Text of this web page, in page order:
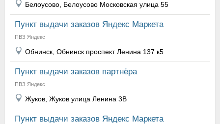
Белоусово, Белоусово Московская улица 55
Пункт выдачи заказов Яндекс Маркета
ПВЗ Яндекс
Обнинск, Обнинск проспект Ленина 137 к5
Пункт выдачи заказов партнёра
ПВЗ Яндекс
Жуков, Жуков улица Ленина 3В
Пункт выдачи заказов Яндекс Маркета